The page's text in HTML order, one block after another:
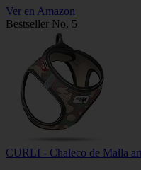
Ver en Amazon
Bestseller No. 5
CURLI - Chaleco de Malla